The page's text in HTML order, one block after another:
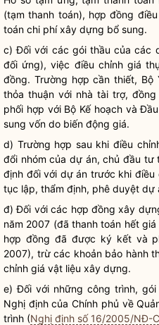
(tạm thanh toán), hợp đồng
toán chi phíxây dựng bổ sung.
c) Đối với các gói thầu của các
đối ứng), việc điều chỉnh giá
đồng. Trường hợp cần thiết,
thỏa thuận với nhà tài trợ,
phối hợp với Bộ Kế hoạch và
sung vốn do biến động giá.
d) Trường hợp sau khi điều
đổi nhóm của dự án, chủ đầu
định đối với dự án trước khi điều
tục lập, thẩm định, phê duyệt dự
đ) Đối với các hợp đồng xây
năm 2007 (đã thanh toán hết
hợp đồng đã được ký kết và
2007), trừ các khoản bảo hành
chỉnh giá vật liệu xây dựng.
e) Đối với những công trình,
Nghị định của Chính phủ về
trình (Nghị định số 16/2005/NĐ-